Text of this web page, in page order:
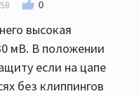
0
высокая
мВ. В положении
если на цапе
без клиппингов